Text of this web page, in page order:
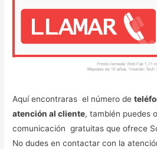
Aquí encontraras el número de
atención al cliente, también puedes
comunicación gratuitas que ofrece
No dudes en contactar con la